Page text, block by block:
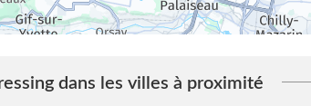
dans les villes à proximité